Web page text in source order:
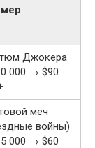
Джокера
000 → $90
меч
войны)
000 → $60